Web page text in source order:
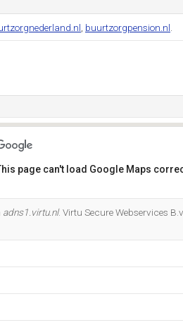
buurtzorgpension.nl
page can't load Google Maps
adns1.virtu.nl. Virtu Secure Webservices B.v.